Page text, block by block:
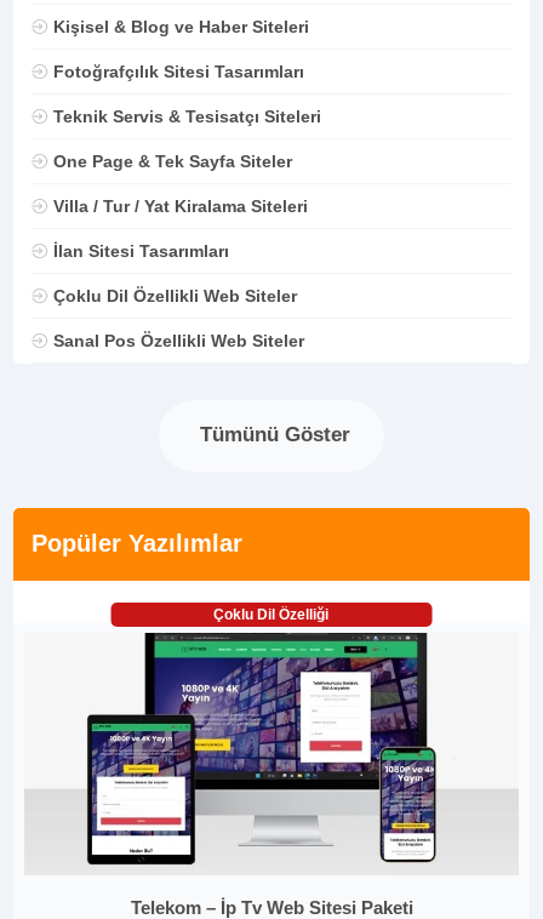
Kişisel & Blog ve Haber Siteleri
Fotoğrafçılık Sitesi Tasarımları
Teknik Servis & Tesisatçı Siteleri
One Page & Tek Sayfa Siteler
Villa / Tur / Yat Kiralama Siteleri
İlan Sitesi Tasarımları
Çoklu Dil Özellikli Web Siteler
Sanal Pos Özellikli Web Siteler
Tümünü Göster
Popüler Yazılımlar
Çoklu Dil Özelliği
Telekom – İp Tv Web Sitesi Paketi